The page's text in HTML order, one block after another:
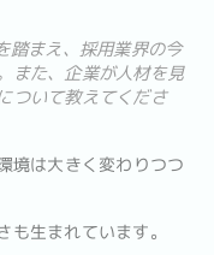
踏まえ、採用業界の今
また、企業が人材を見
ついて教えてくださ
境は大きく変わりつつ
生まれています。